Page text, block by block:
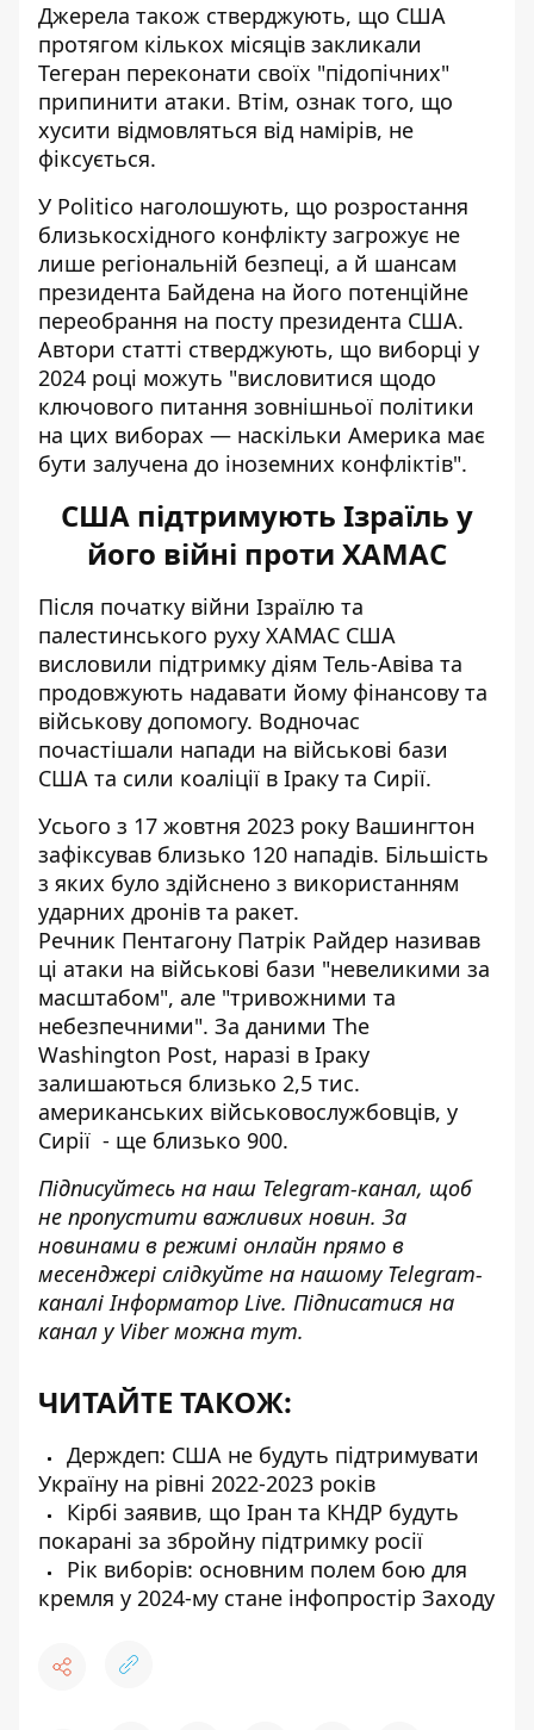
Джерела також стверджують, що США
протягом кількох місяців закликали
Тегеран переконати своїх "підопічних"
припинити атаки. Втім, ознак того, що
хусити відмовляться від намірів, не
фіксується.
У Politico наголошують, що розростання
близькосхідного конфлікту загрожує не
лише регіональній безпеці, а й шансам
президента Байдена на його потенційне
переобрання на посту президента США.
Автори статті стверджують, що виборці у
2024 році можуть "висловитися щодо
ключового питання зовнішньої політики
на цих виборах — наскільки Америка має
бути залучена до іноземних конфліктів".
США підтримують Ізраїль у
його війні проти ХАМАС
Після початку війни Ізраїлю та
палестинського руху ХАМАС США
висловили підтримку діям Тель-Авіва та
продовжують надавати йому фінансову та
військову допомогу. Водночас
почастішали напади на військові бази
США та сили коаліції в Іраку та Сирії.
Усього з 17 жовтня 2023 року Вашингтон
зафіксував близько 120 нападів. Більшість
з яких було здійснено з використанням
ударних дронів та ракет.
Речник Пентагону Патрік Райдер називав
ці атаки на військові бази "невеликими за
масштабом", але "тривожними та
небезпечними". За даними The
Washington Post, наразі в Іраку
залишаються близько 2,5 тис.
американських військовослужбовців, у
Сирії - ще близько 900.
Підписуйтесь на наш Telegram-канал, щоб
не пропустити важливих новин. За
новинами в режимі онлайн прямо в
месенджері слідкуйте на нашому Telegram-
каналіІнформатор Live. Підписатися на
канал у Viber можна тут.
ЧИТАЙТЕ ТАКОЖ:
Держдеп: США не будуть підтримувати
Україну на рівні 2022-2023 років
Кірбі заявив, що Іран та КНДР будуть
покарані за збройну підтримку росії
Рік виборів: основним полем бою для
кремля у 2024-му стане інфопростір Заходу